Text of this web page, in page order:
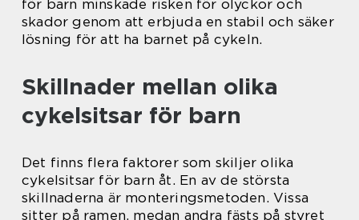
för barn minskade risken för olyckor och
skador genom att erbjuda en stabil och säker
lösning för att ha barnet på cykeln.
Skillnader mellan olika
cykelsitsar för barn
Det finns flera faktorer som skiljer olika
cykelsitsar för barn åt. En av de största
skillnaderna är monteringsmetoden. Vissa
sitter på ramen, medan andra fästs på styret